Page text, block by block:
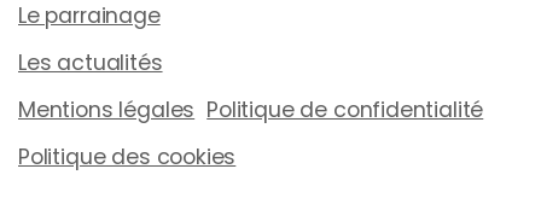
Le parrainage
Les actualités
Mentions légales Politique de confidentialité
Politique des cookies